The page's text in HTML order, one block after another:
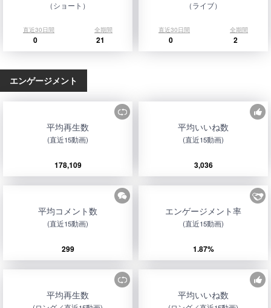
（ショート）
直近30日間 全期間
0 21
（ライブ）
直近30日間 全期間
0 2
エンゲージメント
平均再生数
(直近15動画)
178,109
平均いいね数
(直近15動画)
3,036
平均コメント数
(直近15動画)
299
エンゲージメント率
(直近15動画)
1.87%
平均再生数 平均いいね数